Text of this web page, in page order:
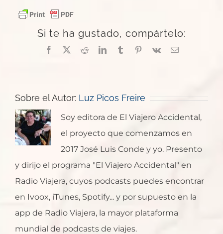
Si te ha gustado, compártelo:
Facebook
X RedditLinkedInTumblrPinterest
Vk
Correo
Sobre el Autor: Luz Picos Freire
Soy editora de El Viajero Accidental,
el proyecto que comenzamos en
2017 José Luis Conde y yo. Presento
y dirijo el programa "El Viajero Accidental" en
Radio Viajera, cuyos podcasts puedes encontrar
en Ivoox, iTunes, Spotify... y por supuesto en la
app de Radio Viajera, la mayor plataforma
mundial de podcasts de viajes.